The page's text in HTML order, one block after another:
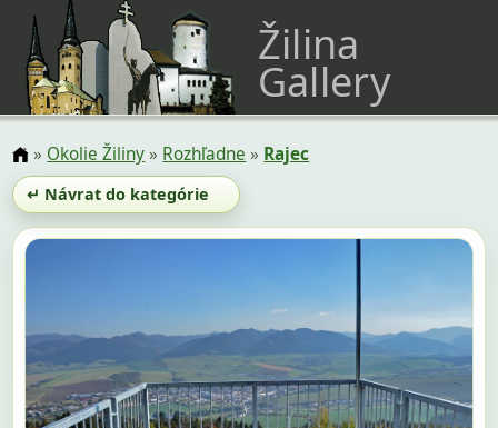
Žilina
Gallery
» Okolie Žiliny» Rozhľadne » Rajec
↵ Návrat do kategórie